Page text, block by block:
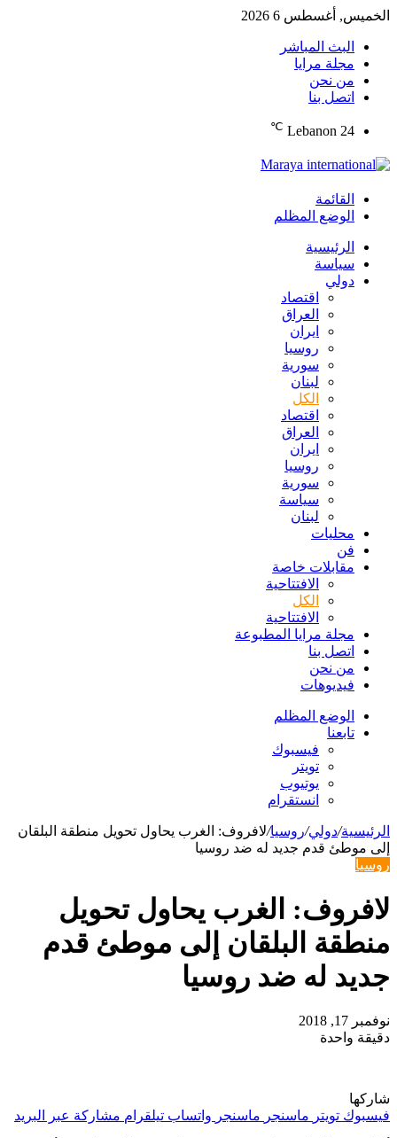
الخميس, أغسطس 6 2026
البث المباشر
مجلة مرايا
من نحن
اتصل بنا
Lebanon 24
℃
القائمة
الوضع المظلم
الرئيسية
سياسة
دولي
اقتصاد
العراق
ايران
روسيا
سورية
لبنان
الكل
اقتصاد
العراق
ايران
روسيا
سورية
سياسة
لبنان
محليات
فن
مقابلات خاصة
الافتتاحیة
الكل
الافتتاحیة
مجلة مرايا المطبوعة
اتصل بنا
من نحن
فيديوهات
الوضع المظلم
تابعنا
فيسبوك
تويتر
يوتيوب
انستقرام
الرئيسية/دولي/روسيا/لافروف: الغرب يحاول تحويل منطقة البلقان
إلى موطئ قدم جديد له ضد روسيا
روسيا
لافروف: الغرب يحاول تحويل
منطقة البلقان إلى موطئ قدم
جديد له ضد روسيا
نوفمبر 17, 2018
دقيقة واحدة
شاركها
فيسبوك تويتر ماسنجر ماسنجر واتساب تيلقرام مشاركة عبر البريد